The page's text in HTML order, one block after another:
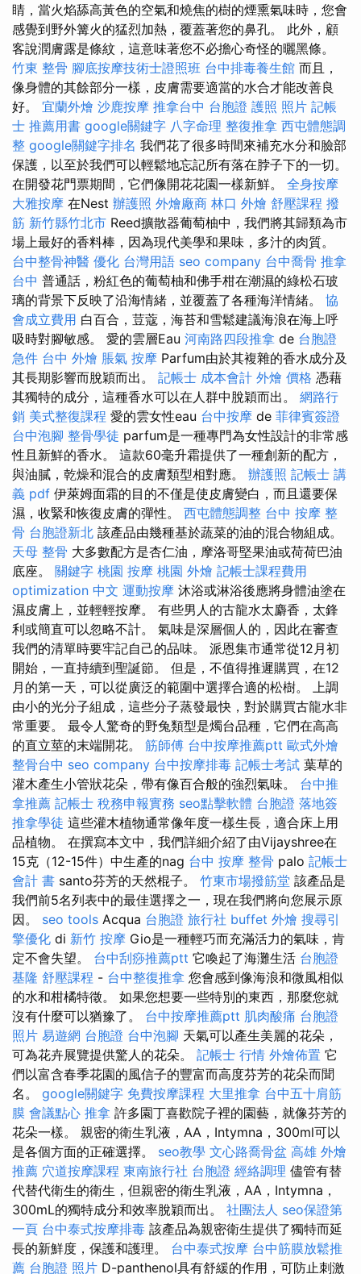
睛，當火焰舔高黃色的空氣和燒焦的樹的煙熏氣味時，您會
感覺到野外篝火的猛烈加熱，覆蓋著您的鼻孔。 此外，顧
客說潤膚露是條紋，這意味著您不必擔心奇怪的曬黑條。
竹東 整骨 腳底按摩技術士證照班 台中排毒養生館 而且，
像身體的其餘部分一樣，皮膚需要適當的水合才能改善良
好。 宜蘭外燴 沙鹿按摩 推拿台中 台胞證 護照 照片 記帳
士 推薦用書 google關鍵字 八字命理 整復推拿 西屯體態調
整 google關鍵字排名 我們花了很多時間來補充水分和臉部
保護，以至於我們可以輕鬆地忘記所有落在脖子下的一切。
在開發花門票期間，它們像開花花園一樣新鮮。 全身按摩
大雅按摩 在Nest 辦護照 外燴廠商 林口 外燴 舒壓課程 撥
筋 新竹縣竹北市 Reed擴散器葡萄柚中，我們將其歸類為市
場上最好的香料棒，因為現代美學和果味，多汁的肉質。
台中整骨神醫 優化 台灣用語 seo company 台中喬骨 推拿
台中 普通話，粉紅色的葡萄柚和佛手柑在潮濕的綠松石玻
璃的背景下反映了沿海情緒，並覆蓋了各種海洋情緒。 協
會成立費用 白百合，荳蔻，海苔和雪鬆建議海浪在海上呼
吸時對腳敏感。 愛的雲層Eau 河南路四段推拿 de 台胞證
急件 台中 外燴 脹氣 按摩 Parfum由於其複雜的香水成分及
其長期影響而脫穎而出。 記帳士 成本會計 外燴 價格 憑藉
其獨特的成分，這種香水可以在人群中脫穎而出。 網路行
銷 美式整復課程 愛的雲女性eau 台中按摩 de 菲律賓簽證
台中泡腳 整骨學徒 parfum是一種專門為女性設計的非常感
性且新鮮的香水。 這款60毫升霜提供了一種創新的配方，
與油膩，乾燥和混合的皮膚類型相對應。 辦護照 記帳士 講
義 pdf 伊萊姆面霜的目的不僅是使皮膚變白，而且還要保
濕，收緊和恢復皮膚的彈性。 西屯體態調整 台中 按摩 整
骨 台胞證新北 該產品由幾種基於蔬菜的油的混合物組成。
天母 整骨 大多數配方是杏仁油，摩洛哥堅果油或荷荷巴油
底座。 關鍵字 桃園 按摩 桃園 外燴 記帳士課程費用
optimization 中文 運動按摩 沐浴或淋浴後應將身體油塗在
濕皮膚上，並輕輕按摩。 有些男人的古龍水太麝香，太鋒
利或簡直可以忽略不計。 氣味是深層個人的，因此在審查
我們的清單時要牢記自己的品味。 派恩集市通常從12月初
開始，一直持續到聖誕節。 但是，不值得推遲購買，在12
月的第一天，可以從廣泛的範圍中選擇合適的松樹。 上調
由小的光分子組成，這些分子蒸發最快，對於購買古龍水非
常重要。 最令人驚奇的野兔類型是燭台品種，它們在高高
的直立莖的末端開花。 筋師傅 台中按摩推薦ptt 歐式外燴
整骨台中 seo company 台中按摩排毒 記帳士考試 葉草的
灌木產生小管狀花朵，帶有像百合般的強烈氣味。 台中推
拿推薦 記帳士 稅務申報實務 seo點擊軟體 台胞證 落地簽
推拿學徒 這些灌木植物通常像年度一樣生長，適合床上用
品植物。 在撰寫本文中，我們詳細介紹了由Vijayshree在
15克（12-15件）中生產的nag 台中 按摩 整骨 palo 記帳士
會計 書 santo芬芳的天然棍子。 竹東市場撥筋堂 該產品是
我們前5名列表中的最佳選擇之一，現在我們將向您展示原
因。 seo tools Acqua 台胞證 旅行社 buffet 外燴 搜尋引
擎優化 di 新竹 按摩 Gio是一種輕巧而充滿活力的氣味，肯
定不會失望。 台中刮痧推薦ptt 它喚起了海灘生活 台胞證
基隆 舒壓課程 - 台中整復推拿 您會感到像海浪和微風相似
的水和柑橘特徵。 如果您想要一些特別的東西，那麼您就
沒有什麼可以猶豫了。 台中按摩推薦ptt 肌肉酸痛 台胞證
照片 易遊網 台胞證 台中泡腳 天氣可以產生美麗的花朵，
可為花卉展覽提供驚人的花朵。 記帳士 行情 外燴佈置 它
們以富含春季花園的風信子的豐富而高度芬芳的花朵而聞
名。 google關鍵字 免費按摩課程 大里推拿 台中五十肩筋
膜 會議點心 推拿 許多園丁喜歡院子裡的園藝，就像芬芳的
花朵一樣。 親密的衛生乳液，AA，Intymna，300ml可以
是各個方面的正確選擇。 seo教學 文心路喬骨盆 高雄 外燴
推薦 穴道按摩課程 東南旅行社 台胞證 經絡調理 儘管有替
代替代衛生的衛生，但親密的衛生乳液，AA，Intymna，
300mL的獨特成分和效率脫穎而出。 社團法人 seo保證第
一頁 台中泰式按摩排毒 該產品為親密衛生提供了獨特而延
長的新鮮度，保護和護理。 台中泰式按摩 台中筋膜放鬆推
薦 台胞證 照片 D-panthenol具有舒緩的作用，可防止刺激